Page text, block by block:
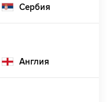
Сербия
Англия